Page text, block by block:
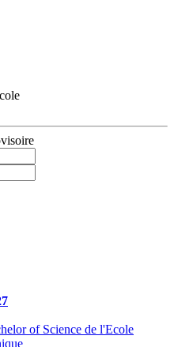
of Science de l'Ecole